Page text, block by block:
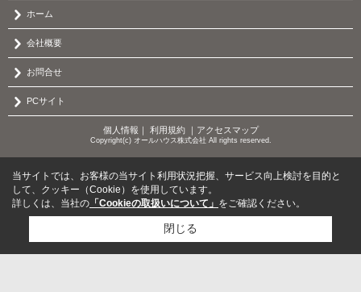
ホーム
会社概要
お問合せ
PCサイト
個人情報 ｜ 利用規約｜ アクセスマップ
Copyright(c) オールハウス株式会社 All rights reserved.
当サイトでは、お客様の当サイト利用状況把握、サービス向上検討を目的と
して、クッキー（Cookie）を使用しています。
詳しくは、当社の 「Cookieの取扱いについて」 をご確認ください。
閉じる